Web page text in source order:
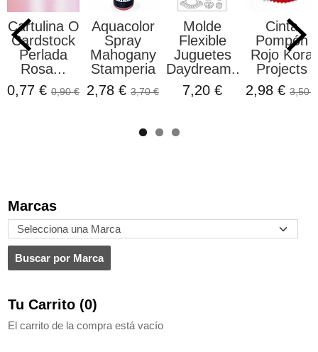
Marcas
Tu Carrito (0)
El carrito de la compra está vacío
Cartulina O
Cardstock
Perlada
Rosa...
0,77 € 0,90 €
Aquacolor
Spray
Mahogany
Stamperia
2,78 € 3,70 €
Molde
Flexible
Juguetes
Daydream...
7,20 €
Cinta
Pompón
Rojo Kora
Projects
2,98 € 3,50 €